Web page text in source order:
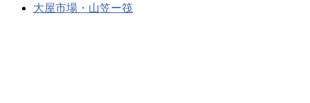
大屋市場・山笠ー筏